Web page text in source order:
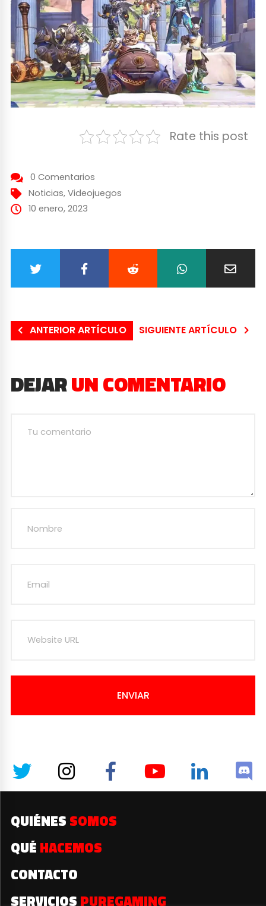
Rate this post
0 Comentarios
Noticias, Videojuegos
10 enero, 2023
ANTERIOR ARTÍCULO SIGUIENTE ARTÍCULO
DEJARUN COMENTARIO
ENVIAR
QUIÉNES SOMOS
QUÉ HACEMOS
CONTACTO
SERVICIOS PUREGAMING